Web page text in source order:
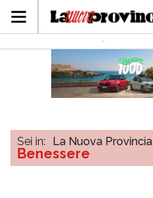
Sei in: La Nuova Provincia
Benessere